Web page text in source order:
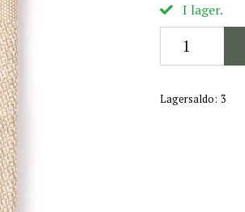
I lager.
Lagersaldo: 3